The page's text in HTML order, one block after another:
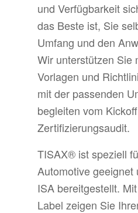
und Verfügbarkeit
das Beste ist, Sie
Umfang und den
Wir unterstützen Sie
Vorlagen und
mit der passenden
begleiten vom
Zertifizierungsaudit.
TISAX® ist speziell
Automotive geeignet
ISA bereitgestellt.
Label zeigen Sie